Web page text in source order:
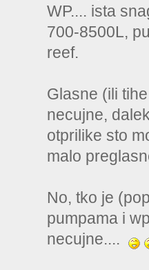
WP.... ista
700-8500L,
reef.
Glasne (ili
necujne,
otprilike sto
malo
No, tko je
pumpama i
necujne....